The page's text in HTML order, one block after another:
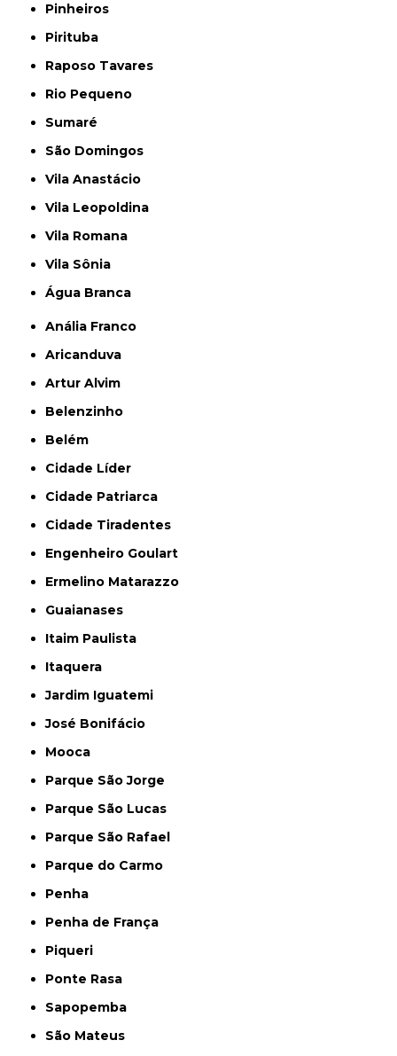
Pinheiros
Pirituba
Raposo Tavares
Rio Pequeno
Sumaré
São Domingos
Vila Anastácio
Vila Leopoldina
Vila Romana
Vila Sônia
Água Branca
Anália Franco
Aricanduva
Artur Alvim
Belenzinho
Belém
Cidade Líder
Cidade Patriarca
Cidade Tiradentes
Engenheiro Goulart
Ermelino Matarazzo
Guaianases
Itaim Paulista
Itaquera
Jardim Iguatemi
José Bonifácio
Mooca
Parque São Jorge
Parque São Lucas
Parque São Rafael
Parque do Carmo
Penha
Penha de França
Piqueri
Ponte Rasa
Sapopemba
São Mateus